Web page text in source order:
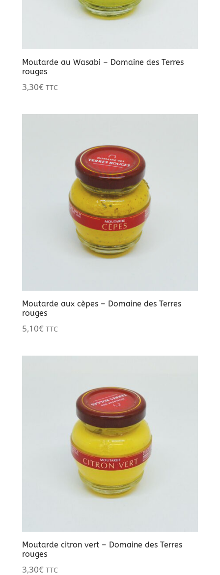
Moutarde au Wasabi – Domaine des Terres
rouges
3,30€ TTC
Moutarde aux cèpes – Domaine des Terres
rouges
5,10€ TTC
Moutarde citron vert – Domaine des Terres
rouges
3,30€ TTC